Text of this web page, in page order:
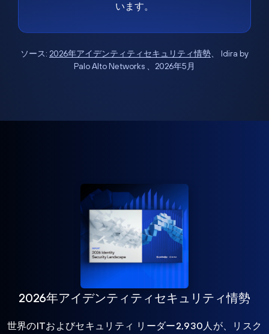
います。
ソース: 2026年アイデンティティセキュリティ情勢、 Idira by
Palo Alto Networks 、2026年5月
2026年アイデンティティセキュリティ情勢
世界のITおよびセキュリティ リーダー2,930人が、リスク